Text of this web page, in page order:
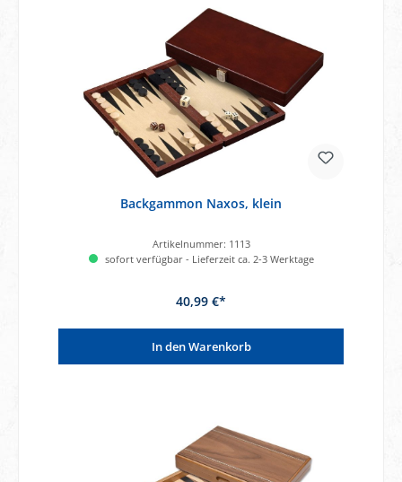
Backgammon Naxos, klein
Artikelnummer: 1113
sofort verfügbar - Lieferzeit ca. 2-3 Werktage
40,99 €*
In den Warenkorb